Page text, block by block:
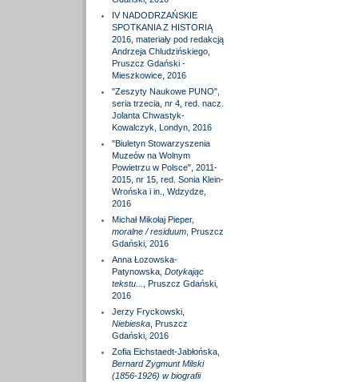
IV NADODRZAŃSKIE
SPOTKANIA Z HISTORIĄ
2016, materiały pod redakcją
Andrzeja Chludzińskiego,
Pruszcz Gdański -
Mieszkowice, 2016
"Zeszyty Naukowe PUNO",
seria trzecia, nr 4, red. nacz.
Jolanta Chwastyk-
Kowalczyk, Londyn, 2016
"Biuletyn Stowarzyszenia
Muzeów na Wolnym
Powietrzu w Polsce", 2011-
2015, nr 15, red. Sonia Klein-
Wrońska i in., Wdzydze,
2016
Michał Mikołaj Pieper,
moralne / residuum, Pruszcz
Gdański, 2016
Anna Łozowska-
Patynowska, Dotykając
tekstu...
, Pruszcz Gdański,
2016
Jerzy Fryckowski,
Niebieska, Pruszcz
Gdański, 2016
Zofia Eichstaedt-Jabłońska,
Bernard Zygmunt Milski
(1856-1926) w biografii